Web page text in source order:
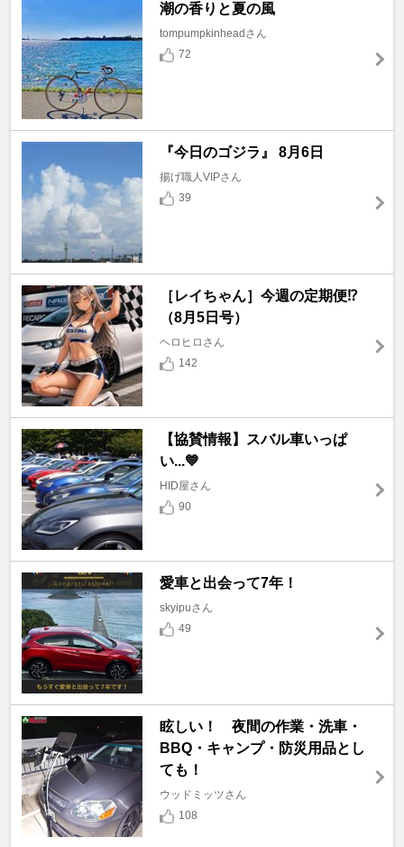
潮の香りと夏の風
tompumpkinheadさん
72
『今日のゴジラ』 8月6日
揚げ職人VIPさん
39
［レイちゃん］今週の定期便⁉️
（8月5日号）
ヘロヒロさん
142
【協賛情報】スバル車いっぱ
い...💙
HID屋さん
90
愛車と出会って7年！
skyipuさん
49
眩しい！ 夜間の作業・洗車・
BBQ・キャンプ・防災用品とし
ても！
ウッドミッツさん
108